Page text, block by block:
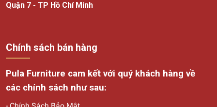
Quận 7 - TP Hồ Chí Minh
Chính sách bán hàng
Pula Furniture cam kết với quý khách hàng về
các chính sách như sau: